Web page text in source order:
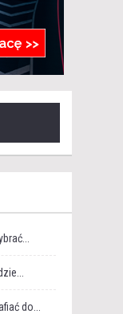
do...